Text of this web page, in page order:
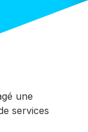
une
services